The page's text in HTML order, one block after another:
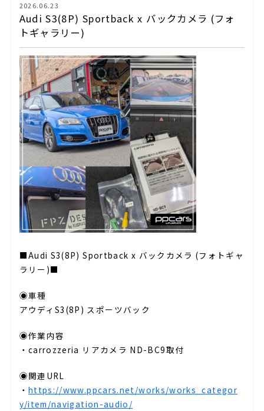
2026.06.23
Audi S3(8P) Sportback x バックカメラ (フォ
トギャラリー)
■Audi S3(8P) Sportback x バックカメラ (フォトギャ
ラリー)■
◉車種
アウディS3(8P) スポーツバック
◉作業内容
・carrozzeria リアカメラ ND-BC9取付
◉関連URL
・ https://www.ppcars.net/works/works_categor
y/item/navigation-audio/